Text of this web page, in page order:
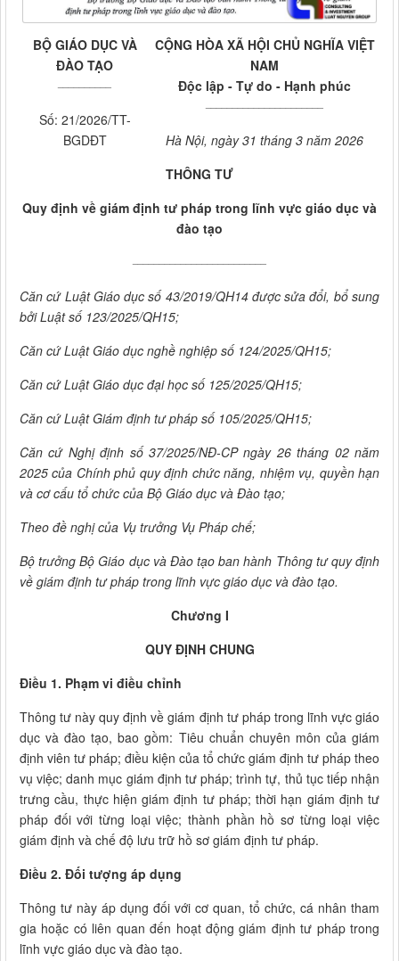
BỘ GIÁO DỤC VÀ
ĐÀO TẠO
Số: 21/2026/TT-
BGDĐT
CỘNG HÒA XÃ HỘI CHỦ NGHĨA VIỆT
NAM
Độc lập - Tự do - Hạnh phúc
Hà Nội, ngày 31 tháng 3 năm 2026
THÔNG TƯ
Quy định về giám định tư pháp trong lĩnh vực giáo dục và
đào tạo
Căn cứ Luật Giáo dục số 43/2019/QH14 được sửa đổi, bổ sung
bởi Luật số 123/2025/QH15;
Căn cứ Luật Giáo dục nghề nghiệp số 124/2025/QH15;
Căn cứ Luật Giáo dục đại học số 125/2025/QH15;
Căn cứ Luật Giám định tư pháp số 105/2025/QH15;
Căn cứ Nghị định số 37/2025/NĐ-CP ngày 26 tháng 02 năm
2025 của Chính phủ quy định chức năng, nhiệm vụ, quyền hạn
và cơ cấu tổ chức của Bộ Giáo dục và Đào tạo;
Theo đề nghị của Vụ trưởng Vụ Pháp chế;
Bộ trưởng Bộ Giáo dục và Đào tạo ban hành Thông tư quy định
về giám định tư pháp trong lĩnh vực giáo dục và đào tạo.
Chương I
QUY ĐỊNH CHUNG
Điều 1. Phạm vi điều chỉnh
Thông tư này quy định về giám định tư pháp trong lĩnh vực giáo
dục và đào tạo, bao gồm: Tiêu chuẩn chuyên môn của giám
định viên tư pháp; điều kiện của tổ chức giám định tư pháp theo
vụ việc; danh mục giám định tư pháp; trình tự, thủ tục tiếp nhận
trưng cầu, thực hiện giám định tư pháp; thời hạn giám định tư
pháp đối với từng loại việc; thành phần hồ sơ từng loại việc
giám định và chế độ lưu trữ hồ sơ giám định tư pháp.
Điều 2. Đối tượng áp dụng
Thông tư này áp dụng đối với cơ quan, tổ chức, cá nhân tham
gia hoặc có liên quan đến hoạt động giám định tư pháp trong
lĩnh vực giáo dục và đào tạo.